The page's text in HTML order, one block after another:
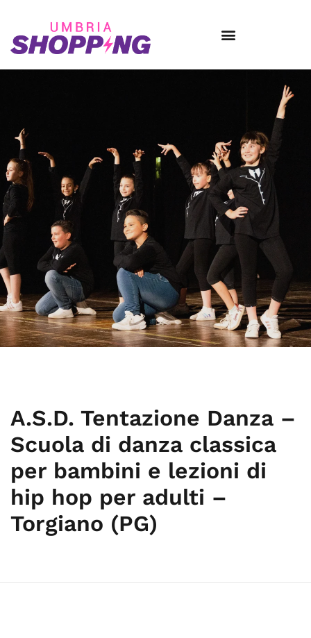
A.S.D. Tentazione Danza –
Scuola di danza classica
per bambini e lezioni di
hip hop per adulti –
Torgiano (PG)